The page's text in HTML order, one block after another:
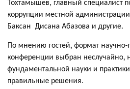
коррупции местной администрации
Баксан Дисана Абазова и другие.
По мнению гостей, формат научно-
конференции выбран неслучайно,
фундаментальной науки и
правильные решения.